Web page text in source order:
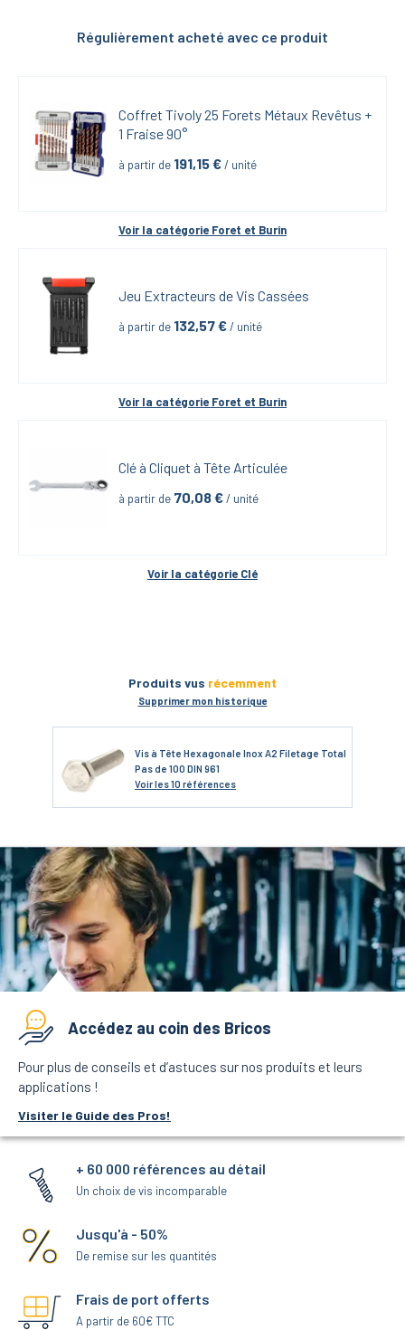
Régulièrement acheté avec ce produit
Coffret Tivoly 25 Forets Métaux Revêtus +
1 Fraise 90°
à partir de 191,15 € / unité
Voir la catégorie Foret et Burin
Jeu Extracteurs de Vis Cassées
à partir de 132,57 € / unité
Voir la catégorie Foret et Burin
Clé à Cliquet à Tête Articulée
à partir de 70,08 € / unité
Voir la catégorie Clé
Produits vus récemment
Supprimer mon historique
Vis à Tête Hexagonale Inox A2 Filetage Total
Pas de 100 DIN 961
Voirles 10 références
Accédez au coin des Bricos
Pour plus de conseils et d’astuces sur nos produits et leurs
applications !
Visiter le Guide des Pros!
+ 60 000 références au détail
Un choix de vis incomparable
Jusqu'à - 50%
De remise sur les quantités
Frais de port offerts
A partir de 60€ TTC